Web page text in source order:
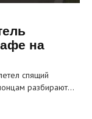
на
спящий
разбирают…